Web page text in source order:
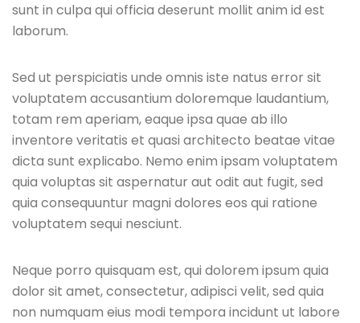
sunt in culpa qui officia deserunt mollit anim id est
laborum.
Sed ut perspiciatis unde omnis iste natus error sit
voluptatem accusantium doloremque laudantium,
totam rem aperiam, eaque ipsa quae ab illo
inventore veritatis et quasi architecto beatae vitae
dicta sunt explicabo. Nemo enim ipsam voluptatem
quia voluptas sit aspernatur aut odit aut fugit, sed
quia consequuntur magni dolores eos qui ratione
voluptatem sequi nesciunt.
Neque porro quisquam est, qui dolorem ipsum quia
dolor sit amet, consectetur, adipisci velit, sed quia
non numquam eius modi tempora incidunt ut labore